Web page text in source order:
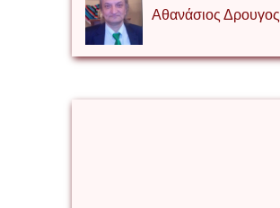
Αθανάσιος Δρουγος